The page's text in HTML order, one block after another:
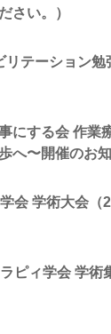
さい。）
リテーション勉
にする会 作業
へ〜開催のお
会 学術大会（
ピィ学会 学術